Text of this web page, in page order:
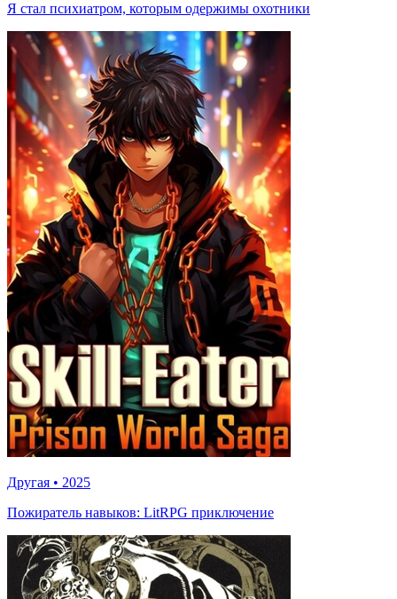
Я стал психиатром, которым одержимы охотники
Другая • 2025
Пожиратель навыков: LitRPG приключение